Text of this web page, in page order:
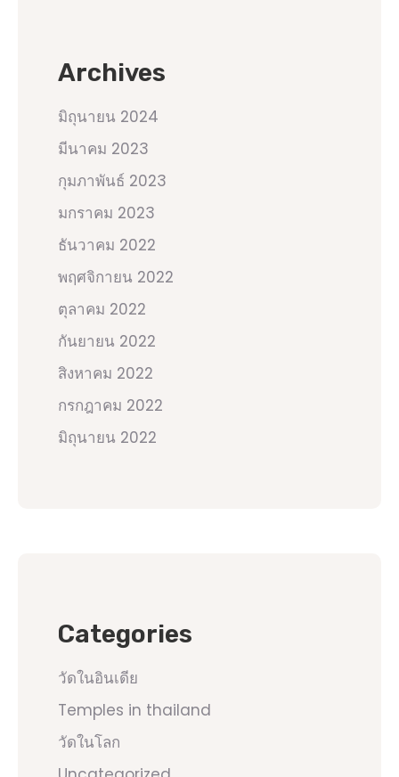
Archives
มิถุนายน 2024
มีนาคม 2023
กุมภาพันธ์ 2023
มกราคม 2023
ธันวาคม 2022
พฤศจิกายน 2022
ตุลาคม 2022
กันยายน 2022
สิงหาคม 2022
กรกฎาคม 2022
มิถุนายน 2022
Categories
วัดในอินเดีย
Temples in thailand
วัดในโลก